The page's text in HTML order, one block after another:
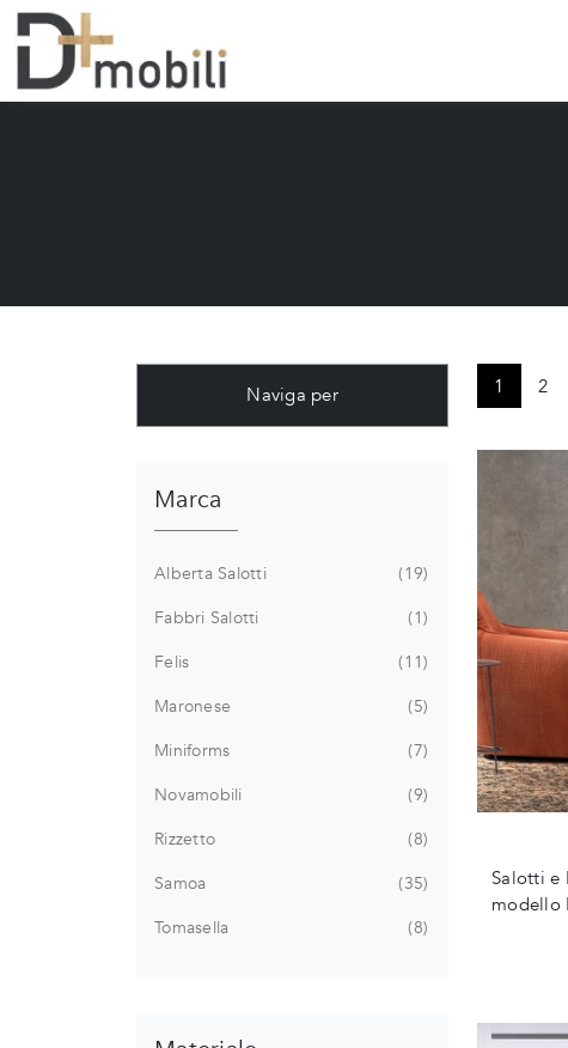
1 2
Salotti e
modello
Naviga per
Marca
Alberta Salotti
19
Fabbri Salotti
1
Felis
11
Maronese
5
Miniforms
7
Novamobili
9
Rizzetto
8
Samoa
35
Tomasella
8